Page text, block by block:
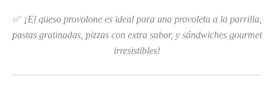
✅ ¡El queso provolone es ideal para una provoleta a la parrilla,
pastas gratinadas, pizzas con extra sabor, y sándwiches gourmet
irresistibles!